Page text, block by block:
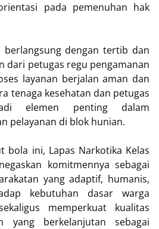
pada pemenuhan hak
berlangsung dengan tertib dan
dari petugas regu pengamanan
layanan berjalan aman dan
tenaga kesehatan dan petugas
elemen penting dalam
pelayanan di blok hunian.
bola ini, Lapas Narkotika Kelas
komitmennya sebagai
yang adaptif, humanis,
kebutuhan dasar warga
memperkuat kualitas
yang berkelanjutan sebagai